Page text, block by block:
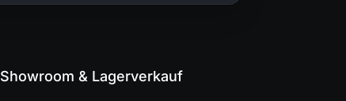
Showroom & Lagerverkauf